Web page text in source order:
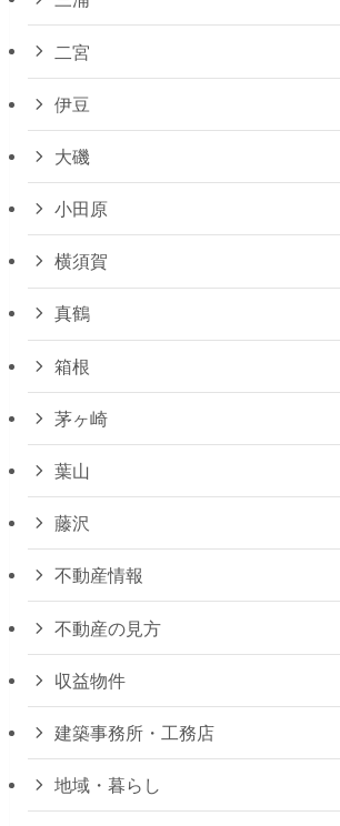
二宮
伊豆
大磯
小田原
横須賀
真鶴
箱根
茅ヶ崎
葉山
藤沢
不動産情報
不動産の見方
収益物件
建築事務所・工務店
地域・暮らし